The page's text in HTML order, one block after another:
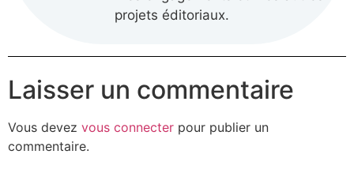
projets éditoriaux.
Laisser un commentaire
Vous devez vous connecter pour publier un
commentaire.